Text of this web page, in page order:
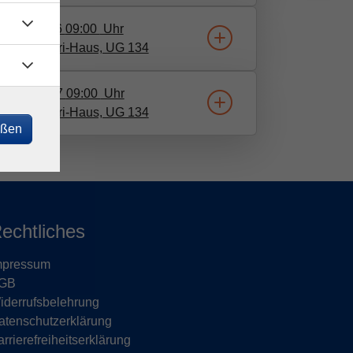
10.12.2026 09:00 Uhr
Ferrari-Haus, UG 134
01.02.2027 09:00 Uhr
Ferrari-Haus, UG 134